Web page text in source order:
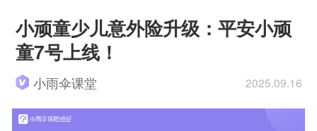
小顽童少儿意外险升级：平安小顽
童7号上线！
小雨伞课堂 2025.09.16